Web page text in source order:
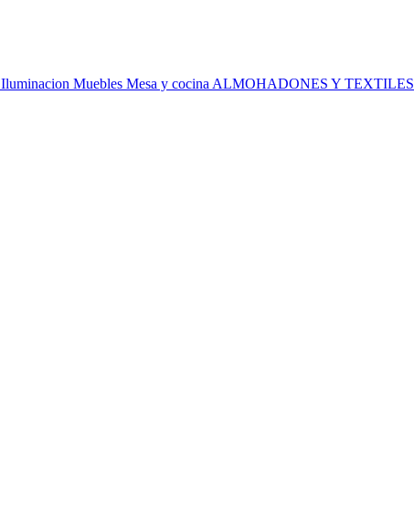
Iluminacion Muebles Mesa y cocina ALMOHADONES Y TEXTILES